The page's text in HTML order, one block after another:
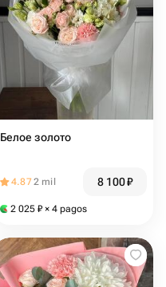
Белое золото
4.872 mil 8 100₽
2 025 ₽ × 4 pagos